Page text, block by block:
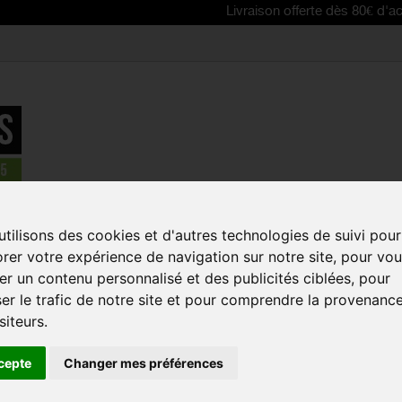
des cookies et d'autres technologies de suivi pour
votre expérience de navigation sur notre site, pour
un contenu personnalisé et des publicités ciblées, pour
le trafic de notre site et pour comprendre la
Changer mes préférences
Livraison offerte dès 80€ d'achat | Free